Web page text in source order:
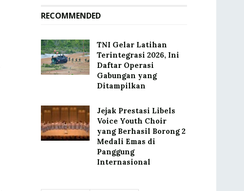
RECOMMENDED
TNI Gelar Latihan
Terintegrasi 2026, Ini
Daftar Operasi
Gabungan yang
Ditampilkan
Jejak Prestasi Libels
Voice Youth Choir
yang Berhasil Borong 2
Medali Emas di
Panggung
Internasional